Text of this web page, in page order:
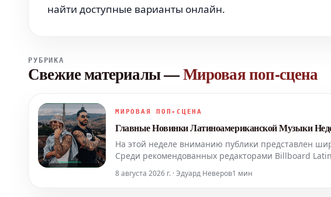
найти доступные варианты онлайн.
РУБРИКА
Свежие материалы—Мировая поп-сцена
МИРОВАЯ ПОП-СЦЕНА
Главные Новинки Латиноамериканской Музыки
На этой неделе вниманию публики представлен
Среди рекомендованных редакторами Billboard
8 августа 2026 г. · Эдуард Неверов1 мин